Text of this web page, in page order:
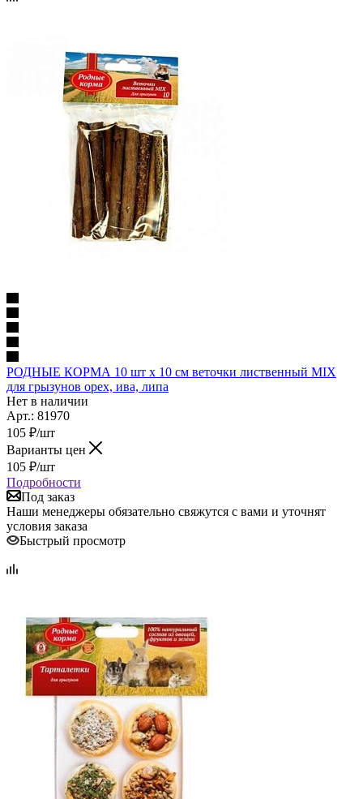
РОДНЫЕ КОРМА 10 шт х 10 см веточки лиственный MIX
для грызунов орех, ива, липа
Нет в наличии
Арт.: 81970
105 ₽/шт
Варианты цен
105 ₽/шт
Подробности
Под заказ
Наши менеджеры обязательно свяжутся с вами и уточнят
условия заказа
Быстрый просмотр